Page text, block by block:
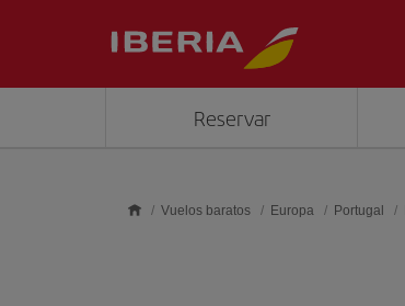
Reservar
Vuelos baratos Europa Portugal